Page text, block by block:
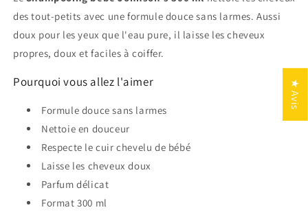
des tout-petits avec une formule douce sans larmes. Aussi
doux pour les yeux que l'eau pure, il laisse les cheveux
propres, doux et faciles à coiffer.
Pourquoi vous allez l'aimer
Formule douce sans larmes
Nettoie en douceur
Respecte le cuir chevelu de bébé
Laisse les cheveux doux
Parfum délicat
Format 300 ml
★ Avis